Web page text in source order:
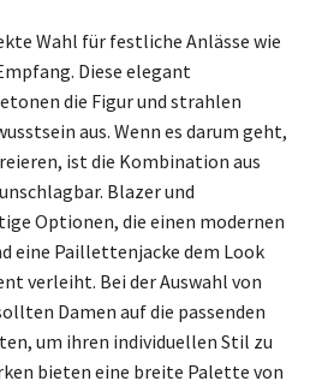
Wahl für festliche Anlässe wie
Diese elegant
die Figur und strahlen
aus. Wenn es darum geht,
ist die Kombination aus
Blazer und
Optionen, die einen modernen
eine Paillettenjacke dem Look
verleiht. Bei der Auswahl von
Damen auf die passenden
um ihren individuellen Stil zu
bieten eine breite Palette von